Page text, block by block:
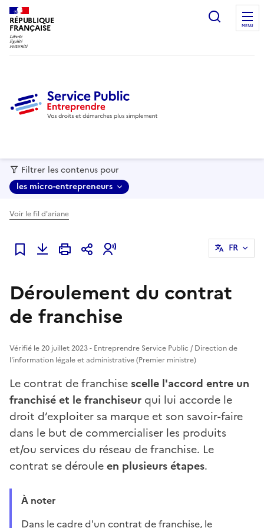
RÉPUBLIQUE
FRANÇAISE MENU
Filtrer les contenus pour
les micro-entrepreneurs
Voir le fil d'ariane
Ajouter à mes favoris
FR
Déroulement du contrat
de franchise
Vérifié le 20 juillet 2023 - Entreprendre Service Public / Direction de
l'information légale et administrative (Premier ministre)
Le contrat de franchisescelle l'accord entre un
franchisé et le franchiseur qui lui accorde le
droit d’exploiter sa marque et son savoir-faire
dans le but de commercialiser les produits
et/ou services du réseau de franchise. Le
contrat se dérouleen plusieurs étapes.
À noter
Dans le cadre d'un contrat de franchise, le